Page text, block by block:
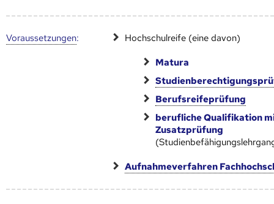
Voraus­setzungen: Hochschulreife (eine davon)
Matura
Berufsreifeprüfung
berufliche Qualifikation
Zusatzprüfung
Aufnahmeverfahren